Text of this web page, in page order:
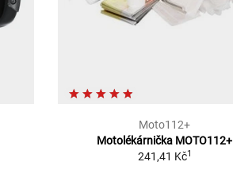
Moto112+
Motolékárnička MOTO112+
241,41 Kč1